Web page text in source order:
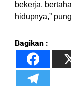
bekerja,
hidupnya,”
Bagikan :